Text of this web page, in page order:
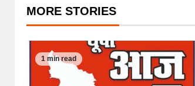
MORE STORIES
1 min read